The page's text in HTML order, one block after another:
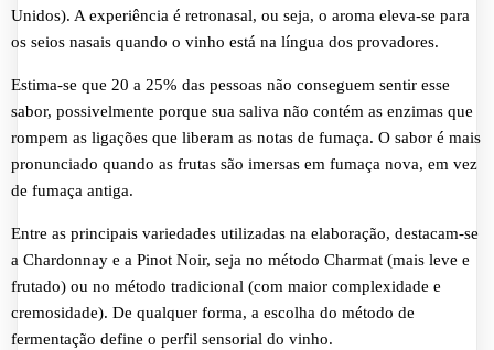
Unidos). A experiência é retronasal, ou seja, o aroma eleva-se para
os seios nasais quando o vinho está na língua dos provadores.
Estima-se que 20 a 25% das pessoas não conseguem sentir esse
sabor, possivelmente porque sua saliva não contém as enzimas que
rompem as ligações que liberam as notas de fumaça. O sabor é mais
pronunciado quando as frutas são imersas em fumaça nova, em vez
de fumaça antiga.
Entre as principais variedades utilizadas na elaboração, destacam-se
a Chardonnay e a Pinot Noir, seja no método Charmat (mais leve e
frutado) ou no método tradicional (com maior complexidade e
cremosidade). De qualquer forma, a escolha do método de
fermentação define o perfil sensorial do vinho.